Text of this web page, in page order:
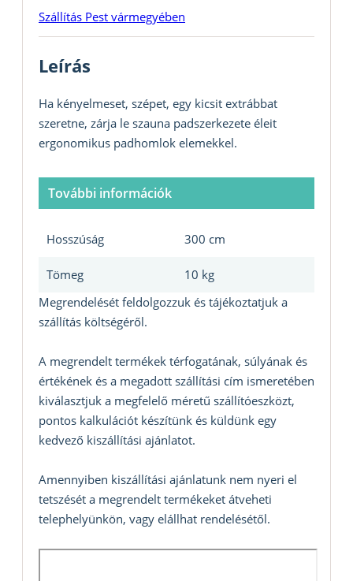
Szállítás Pest vármegyében
Leírás
Ha kényelmeset, szépet, egy kicsit extrábbat
szeretne, zárja le szauna padszerkezete éleit
ergonomikus padhomlok elemekkel.
További információk
Hosszúság 300 cm
Tömeg
10 kg
Megrendelését feldolgozzuk és tájékoztatjuk a
szállítás költségéről.
A megrendelt termékek térfogatának, súlyának és
értékének és a megadott szállítási cím ismeretében
kiválasztjuk a megfelelő méretű szállítóeszközt,
pontos kalkulációt készítünk és küldünk egy
kedvező kiszállítási ajánlatot.
Amennyiben kiszállítási ajánlatunk nem nyeri el
tetszését a megrendelt termékeket átveheti
telephelyünkön, vagy elállhat rendelésétől.